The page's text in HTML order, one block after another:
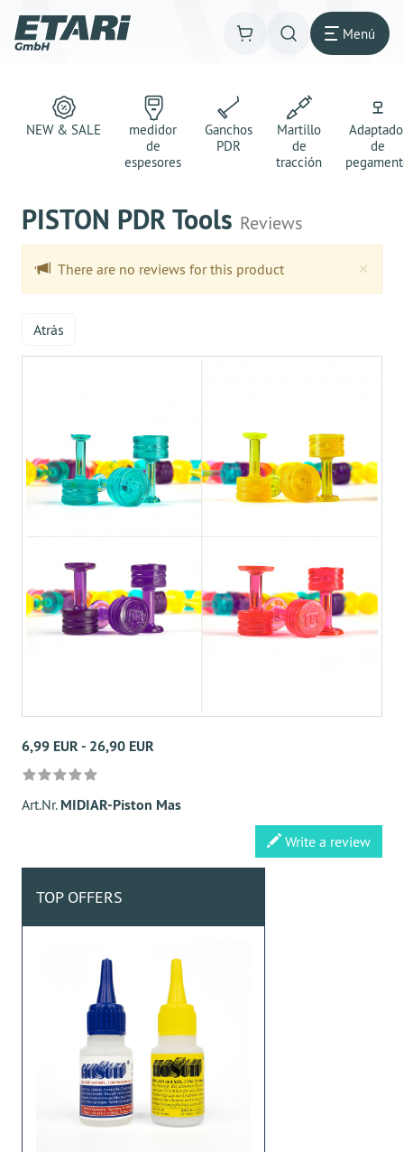
Menú
NEW & SALE
medidor
de
espesores
Ganchos
PDR
Martillo
de
tracción
de
PISTON PDR Tools Reviews
×
There are no reviews for this product
Atrás
6,99 EUR - 26,90 EUR
Art.Nr. MIDIAR-Piston Mas
Write a review
TOP OFFERS